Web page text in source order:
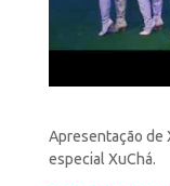
Apresentação de
especial XuChá.